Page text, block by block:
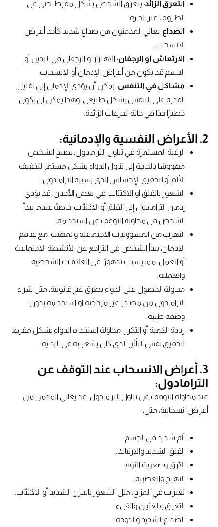
التعرق الزائد: يتعرق الشخص بشكل مفرط، حتى في
الظروف غير الحارة.
الصداع: يعاني المدمنون من صداع شديد كأحد أعراض
الانسحاب.
الارتعاش أو الرجفان: الاهتزاز أو الرجفان في اليدين أو
الجسم قد يكون من أعراض الإدمان أو الانسحاب.
مشاكل في التنفس : يمكن أن يؤدي الإدمان إلى تقليل
القدرة على التنفس بشكل طبيعي، وهذا يمكن أن يكون
خطيرًا جدًا في حالة الجرعات الزائدة.
2. الأعراض النفسية والإدمانية:
الرغبة المستمرة في تناول الترامادول: يصبح الشخص
مهووسًا بالحاجة إلى تناول الدواء بشكل مستمر لتخفيف
الألم أو لتحقيق الإحساس الذي يسببه الترامادول.
الشعور بالقلق أو الاكتئاب: في بعض الأحيان، قد يؤدي
إدمان الترامادول إلى القلق أو الاكتئاب، خاصةً عندما يبدأ
الشخص في محاولة التوقف عن استخدامه.
التهرب من المسؤوليات الاجتماعية والمهنية: مع تفاقم
الإدمان، يبدأ الشخص في التراجع عن الأنشطة الاجتماعية
أو العمل، مما يسبب تدهورًا في العلاقات الشخصية
والعملية.
محاولة الحصول على الدواء بطرق غير قانونية: مثل شراء
الترامادول من مصادر غير مرخصة أو استخدامه بدون
وصفة طبية.
زيادة الكمية أو التكرار: محاولة استخدام الدواء بشكل مفرط
لتحقيق نفس التأثير الذي كان يشعر به في البداية.
3. أعراض الانسحاب عند التوقف عن
الترامادول:
عند محاولة التوقف عن تناول الترامادول، قد يعاني المدمن من
أعراض انسحابية، مثل:
ألم شديد في الجسم.
القلق الشديد والارتباك.
الأرق وصعوبة النوم.
التهيج والعصبية.
تغيرات في المزاج: مثل الشعور بالحزن الشديد أو الاكتئاب.
التعرق والغثيان والقيء.
الصداع الشديد والدوخة.